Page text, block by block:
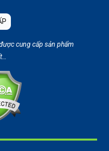
cung cấp sản phẩm